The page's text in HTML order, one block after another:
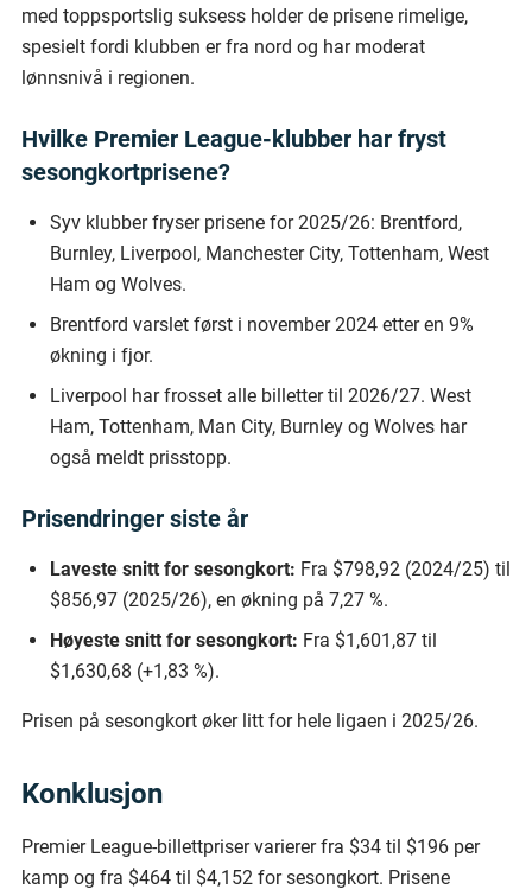
med toppsportslig suksess holder de prisene rimelige,
spesielt fordi klubben er fra nord og har moderat
lønnsnivå i regionen.
Hvilke Premier League-klubber har fryst
sesongkortprisene?
Syv klubber fryser prisene for 2025/26: Brentford,
Burnley, Liverpool, Manchester City, Tottenham, West
Ham og Wolves.
Brentford varslet først i november 2024 etter en 9%
økning i fjor.
Liverpool har frosset alle billetter til 2026/27. West
Ham, Tottenham, Man City, Burnley og Wolves har
også meldt prisstopp.
Prisendringer siste år
Laveste snitt for sesongkort: Fra $798,92 (2024/25) til
$856,97 (2025/26), en økning på 7,27 %.
Høyeste snitt for sesongkort: Fra $1,601,87 til
$1,630,68 (+1,83 %).
Prisen på sesongkort øker litt for hele ligaen i 2025/26.
Konklusjon
Premier League-billettpriser varierer fra $34 til $196 per
kamp og fra $464 til $4,152 for sesongkort. Prisene